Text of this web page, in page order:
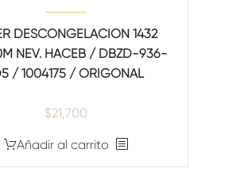
DESCONGELACION 1432
NEV. HACEB / DBZD-936-
/ 1004175 / ORIGONAL
$21,700
Añadir al carrito